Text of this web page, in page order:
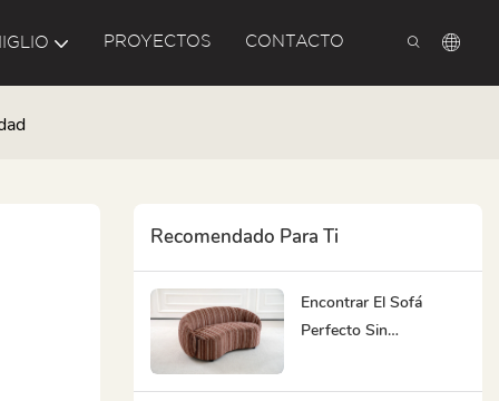
PROYECTOS CONTACTO
Recomendado Para Ti
Encontrar El Sofá
Perfecto Sin